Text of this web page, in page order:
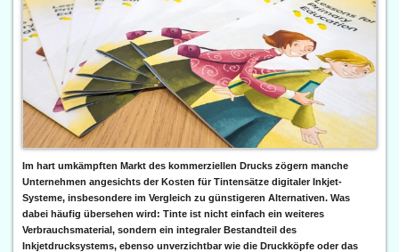
Im hart umkämpften Markt des kommerziellen Drucks zögern manche
Unternehmen angesichts der Kosten für Tintensätze digitaler Inkjet-
Systeme, insbesondere im Vergleich zu günstigeren Alternativen. Was
dabei häufig übersehen wird: Tinte ist nicht einfach ein weiteres
Verbrauchsmaterial, sondern ein integraler Bestandteil des
Inkjetdrucksystems, ebenso unverzichtbar wie die Druckköpfe oder das